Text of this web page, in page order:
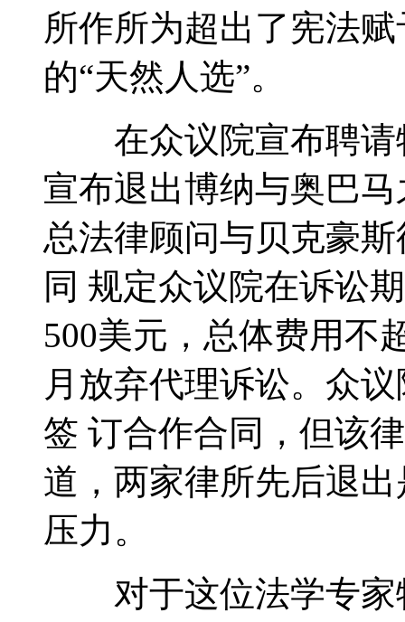
所作所为超出了宪法
的“天然人选”。
在众议院宣布聘请
宣布退出博纳与奥巴
总法律顾问与贝克豪
同 规定众议院在诉讼
500美元，总体费用不
月放弃代理诉讼。众
签 订合作合同，但该
道，两家律所先后退
压力。
对于这位法学专家